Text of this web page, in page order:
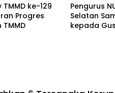
ke-129
Progres
Pengurus
Selatan
kepada